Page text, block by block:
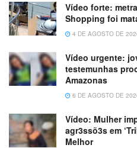
Vídeo forte:
Shopping foi
4 DE AGOSTO DE
Vídeo urgente:
testemunhas
Amazonas
6 DE AGOSTO DE
Vídeo: Mulher
agr3ssõ3s em
Melhor